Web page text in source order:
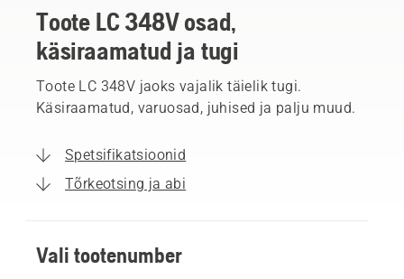
Toote LC 348V osad,
käsiraamatud ja tugi
Toote LC 348V jaoks vajalik täielik tugi.
Käsiraamatud, varuosad, juhised ja palju muud.
Spetsifikatsioonid
Tõrkeotsing ja abi
Vali tootenumber